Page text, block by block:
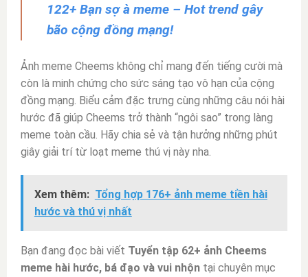
122+ Bạn sợ à meme – Hot trend gây
bão cộng đồng mạng!
Ảnh meme Cheems không chỉ mang đến tiếng cười mà
còn là minh chứng cho sức sáng tạo vô hạn của cộng
đồng mạng. Biểu cảm đặc trưng cùng những câu nói hài
hước đã giúp Cheems trở thành “ngôi sao” trong làng
meme toàn cầu. Hãy chia sẻ và tận hưởng những phút
giây giải trí từ loạt meme thú vị này nha.
Xem thêm: Tổng hợp 176+ ảnh meme tiền hài
hước và thú vị nhất
Bạn đang đọc bài viết Tuyển tập 62+ ảnh Cheems
meme hài hước, bá đạo và vui nhộntại chuyên mục